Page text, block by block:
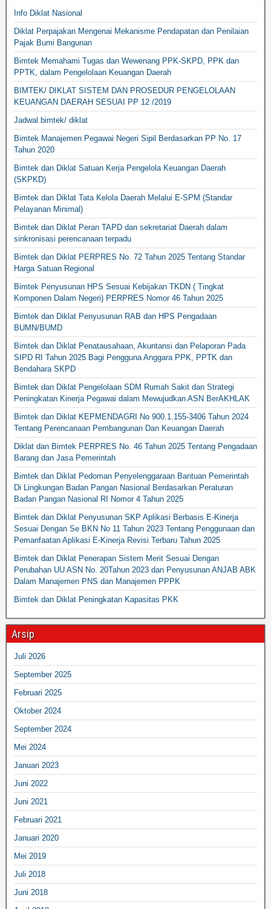
Info Diklat Nasional
Diklat Perpajakan Mengenai Mekanisme Pendapatan dan Penilaian
Pajak Bumi Bangunan
Bimtek Memahami Tugas dan Wewenang PPK-SKPD, PPK dan
PPTK, dalam Pengelolaan Keuangan Daerah
BIMTEK/ DIKLAT SISTEM DAN PROSEDUR PENGELOLAAN
KEUANGAN DAERAH SESUAI PP 12 /2019
Jadwal bimtek/ diklat
Bimtek Manajemen Pegawai Negeri Sipil Berdasarkan PP No. 17
Tahun 2020
Bimtek dan Diklat Satuan Kerja Pengelola Keuangan Daerah
(SKPKD)
Bimtek dan Diklat Tata Kelola Daerah Melalui E-SPM (Standar
Pelayanan Minimal)
Bimtek dan Diklat Peran TAPD dan sekretariat Daerah dalam
sinkronisasi perencanaan terpadu
Bimtek dan Diklat PERPRES No. 72 Tahun 2025 Tentang Standar
Harga Satuan Regional
Bimtek Penyusunan HPS Sesuai Kebijakan TKDN ( Tingkat
Komponen Dalam Negeri) PERPRES Nomor 46 Tahun 2025
Bimtek dan Diklat Penyusunan RAB dan HPS Pengadaan
BUMN/BUMD
Bimtek dan Diklat Penatausahaan, Akuntansi dan Pelaporan Pada
SIPD RI Tahun 2025 Bagi Pengguna Anggara PPK, PPTK dan
Bendahara SKPD
Bimtek dan Diklat Pengelolaan SDM Rumah Sakit dan Strategi
Peningkatan Kinerja Pegawai dalam Mewujudkan ASN BerAKHLAK
Bimtek dan Diklat KEPMENDAGRI No 900.1.155-3406 Tahun 2024
Tentang Perencanaan Pembangunan Dan Keuangan Daerah
Diklat dan Bimtek PERPRES No. 46 Tahun 2025 Tentang Pengadaan
Barang dan Jasa Pemerintah
Bimtek dan Diklat Pedoman Penyelenggaraan Bantuan Pemerintah
Di Lingkungan Badan Pangan Nasional Berdasarkan Peraturan
Badan Pangan Nasional RI Nomor 4 Tahun 2025
Bimtek dan Diklat Penyusunan SKP Aplikasi Berbasis E-Kinerja
Sesuai Dengan Se BKN No 11 Tahun 2023 Tentang Penggunaan dan
Pemanfaatan Aplikasi E-Kinerja Revisi Terbaru Tahun 2025
Bimtek dan Diklat Penerapan Sistem Merit Sesuai Dengan
Perubahan UU ASN No. 20Tahun 2023 dan Penyusunan ANJAB ABK
Dalam Manajemen PNS dan Manajemen PPPK
Bimtek dan Diklat Peningkatan Kapasitas PKK
Arsip
Juli 2026
September 2025
Februari 2025
Oktober 2024
September 2024
Mei 2024
Januari 2023
Juni 2022
Juni 2021
Februari 2021
Januari 2020
Mei 2019
Juli 2018
Juni 2018